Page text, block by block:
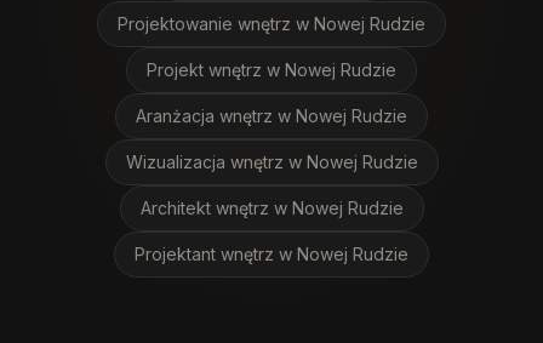
Projektowanie wnętrz w Nowej Rudzie
Projekt wnętrz w Nowej Rudzie
Aranżacja wnętrz w Nowej Rudzie
Wizualizacja wnętrz w Nowej Rudzie
Architekt wnętrz w Nowej Rudzie
Projektant wnętrz w Nowej Rudzie